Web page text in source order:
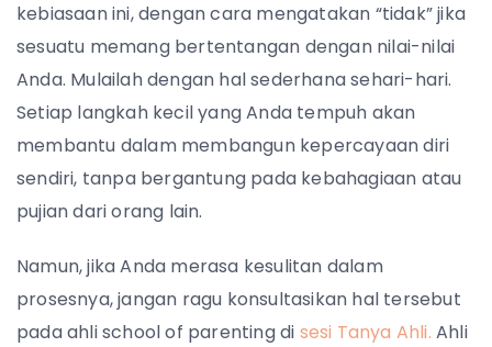
kebiasaan ini, dengan cara mengatakan “tidak” jika
sesuatu memang bertentangan dengan nilai-nilai
Anda. Mulailah dengan hal sederhana sehari-hari.
Setiap langkah kecil yang Anda tempuh akan
membantu dalam membangun kepercayaan diri
sendiri, tanpa bergantung pada kebahagiaan atau
pujian dari orang lain.
Namun, jika Anda merasa kesulitan dalam
prosesnya, jangan ragu konsultasikan hal tersebut
pada ahli school of parenting di sesi Tanya Ahli. Ahli